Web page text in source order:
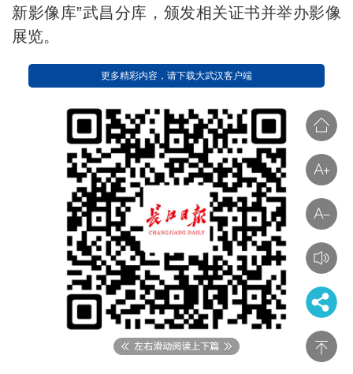
新影像库”武昌分库，颁发相关证书并举办影像
展览。
更多精彩内容，请下载大武汉客户端